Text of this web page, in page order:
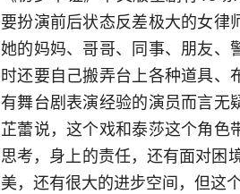
要扮演前后状态反差极大的女律
她的妈妈、哥哥、同事、朋友、
时还要自己搬弄台上各种道具
有舞台剧表演经验的演员而言无
芷蕾说，这个戏和泰莎这个角色
思考，身上的责任，还有面对困
美，还有很大的进步空间，但这